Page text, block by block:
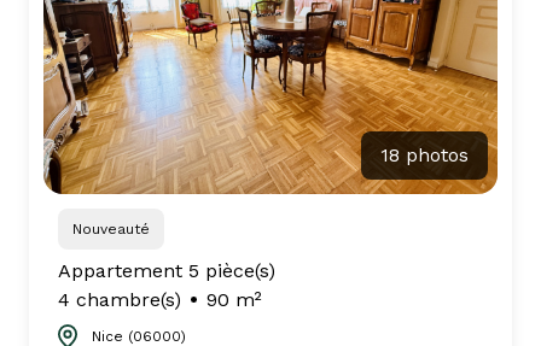
18 photos
Nouveauté
Appartement 5 pièce(s)
4 chambre(s)
90 m²
Nice (06000)